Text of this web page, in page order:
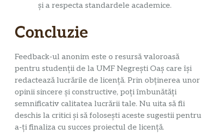
și a respecta standardele academice.
Concluzie
Feedback-ul anonim este o resursă valoroasă
pentru studenții de la UMF Negrești Oaș care își
redactează lucrările de licență. Prin obținerea unor
opinii sincere și constructive, poți îmbunătăți
semnificativ calitatea lucrării tale. Nu uita să fii
deschis la critici și să folosești aceste sugestii pentru
a-ți finaliza cu succes proiectul de licență.